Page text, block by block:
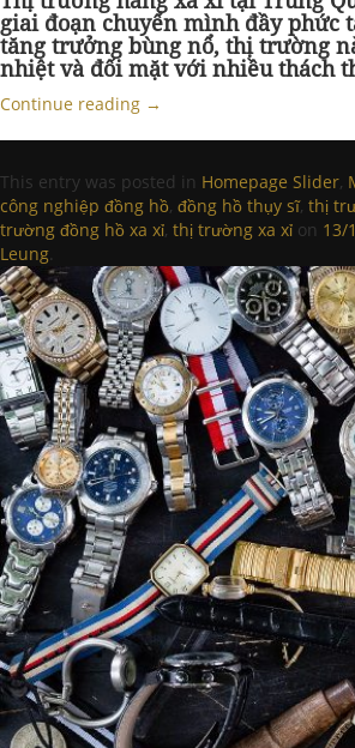
giai đoạn chuyển mình đầy phức
tăng trưởng bùng nổ, thị trường
nhiệt và đối mặt với nhiều thách
Continue reading →
This entry was posted in Homepage Slider,
công nghiệp đồng hồ, đồng hồ thụy sĩ, thị
trường đồng hồ xa xỉ, thị trường xa xỉ on 13/
Leung.